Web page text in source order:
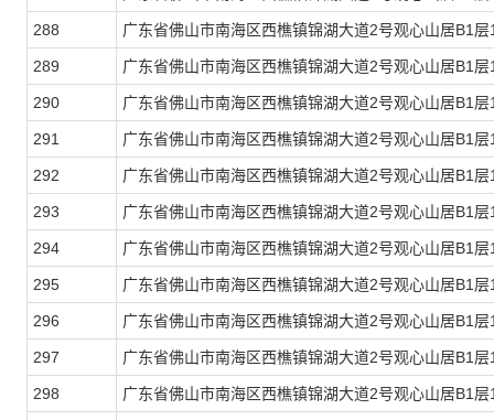
288 广东省佛山市南海区西樵镇锦湖大道2号观心山居B1层
289 广东省佛山市南海区西樵镇锦湖大道2号观心山居B1层
290 广东省佛山市南海区西樵镇锦湖大道2号观心山居B1层
291 广东省佛山市南海区西樵镇锦湖大道2号观心山居B1层
292 广东省佛山市南海区西樵镇锦湖大道2号观心山居B1层
293 广东省佛山市南海区西樵镇锦湖大道2号观心山居B1层
294 广东省佛山市南海区西樵镇锦湖大道2号观心山居B1层
295 广东省佛山市南海区西樵镇锦湖大道2号观心山居B1层
296 广东省佛山市南海区西樵镇锦湖大道2号观心山居B1层
297 广东省佛山市南海区西樵镇锦湖大道2号观心山居B1层
298 广东省佛山市南海区西樵镇锦湖大道2号观心山居B1层